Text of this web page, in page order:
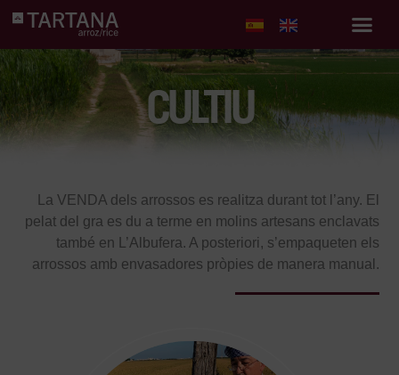
CULTIU
La VENDA dels arrossos es realitza durant tot l’any. El
pelat del gra es du a terme en molins artesans enclavats
també en L’Albufera. A posteriori, s’empaqueten els
arrossos amb envasadores pròpies de manera manual.